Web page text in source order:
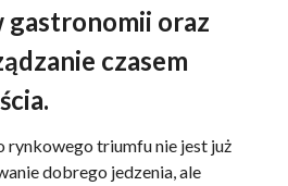
gastronomii oraz
czasem
rynkowego triumfu nie jest już
dobrego jedzenia, ale